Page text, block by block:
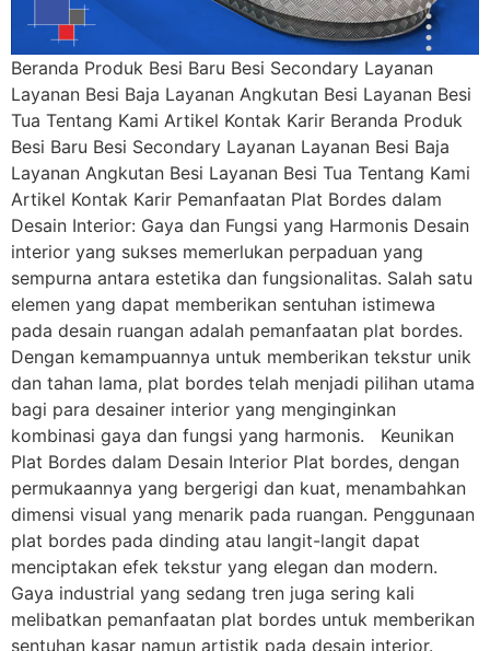
Beranda Produk Besi Baru Besi Secondary Layanan
Layanan Besi Baja Layanan Angkutan Besi Layanan Besi
Tua Tentang Kami Artikel Kontak Karir Beranda Produk
Besi Baru Besi Secondary Layanan Layanan Besi Baja
Layanan Angkutan Besi Layanan Besi Tua Tentang Kami
Artikel Kontak Karir Pemanfaatan Plat Bordes dalam
Desain Interior: Gaya dan Fungsi yang Harmonis Desain
interior yang sukses memerlukan perpaduan yang
sempurna antara estetika dan fungsionalitas. Salah satu
elemen yang dapat memberikan sentuhan istimewa
pada desain ruangan adalah pemanfaatan plat bordes.
Dengan kemampuannya untuk memberikan tekstur unik
dan tahan lama, plat bordes telah menjadi pilihan utama
bagi para desainer interior yang menginginkan
kombinasi gaya dan fungsi yang harmonis. Keunikan
Plat Bordes dalam Desain Interior Plat bordes, dengan
permukaannya yang bergerigi dan kuat, menambahkan
dimensi visual yang menarik pada ruangan. Penggunaan
plat bordes pada dinding atau langit-langit dapat
menciptakan efek tekstur yang elegan dan modern.
Gaya industrial yang sedang tren juga sering kali
melibatkan pemanfaatan plat bordes untuk memberikan
sentuhan kasar namun artistik pada desain interior.